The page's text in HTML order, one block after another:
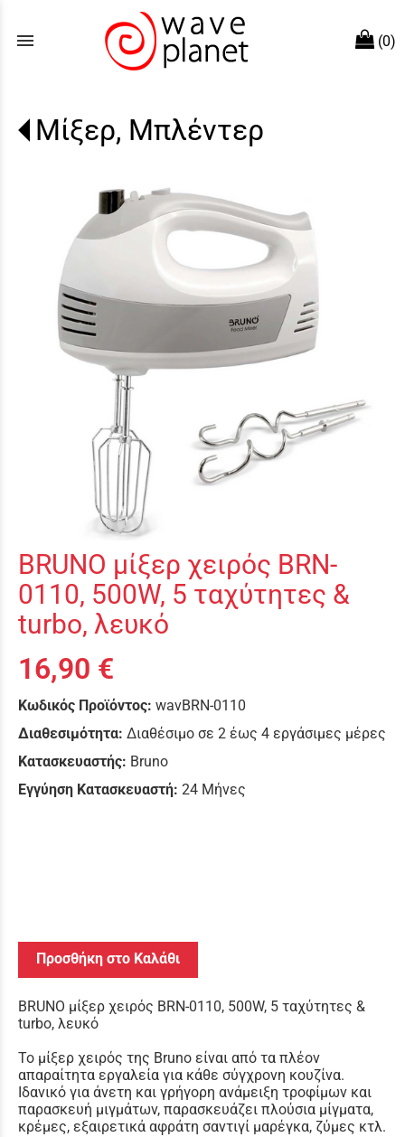
menu (0)
Μίξερ, Μπλέντερ
BRUNO μίξερ χειρός BRN-
0110, 500W, 5 ταχύτητες &
turbo, λευκό
16,90 €
Κωδικός Προϊόντος: wavBRN-0110
Διαθεσιμότητα: Διαθέσιμο σε 2 έως 4 εργάσιμες μέρες
Κατασκευαστής: Bruno
Εγγύηση Κατασκευαστή: 24 Μήνες
Προσθήκη στο Καλάθι
BRUNO μίξερ χειρός BRN-0110, 500W, 5 ταχύτητες &
turbo, λευκό
Το μίξερ χειρός της Bruno είναι από τα πλέον
απαραίτητα εργαλεία για κάθε σύγχρονη κουζίνα.
Ιδανικό για άνετη και γρήγορη ανάμειξη τροφίμων και
παρασκευή μιγμάτων, παρασκευάζει πλούσια μίγματα,
κρέμες, εξαιρετικά αφράτη σαντιγί μαρέγκα, ζύμες κτλ.